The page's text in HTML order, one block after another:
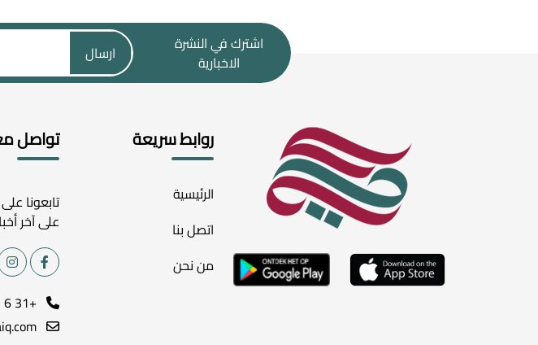
اشترك في النشرة
الاخبارية
ارسال
روابط سريعة
الرئيسية
اتصل بنا
من نحن
تواصل
تابعونا
على آخر
+31 6 27220071